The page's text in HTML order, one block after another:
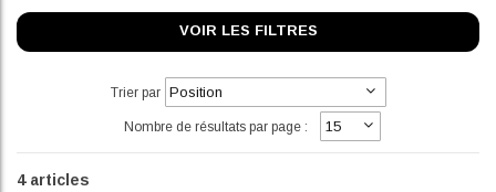
VOIR LES FILTRES
Trier par
Nombre de résultats par page :
4articles